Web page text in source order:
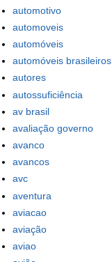
automotivo
automoveis
automóveis
automóveis brasileiros
autores
autossuficiência
av brasil
avaliação governo
avanco
avancos
avc
aventura
aviacao
aviação
aviao